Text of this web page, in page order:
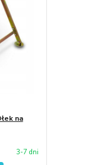
na
3-7 dni